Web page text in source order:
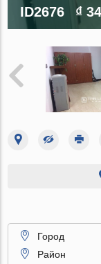
ID2676 ₫
Город
Район